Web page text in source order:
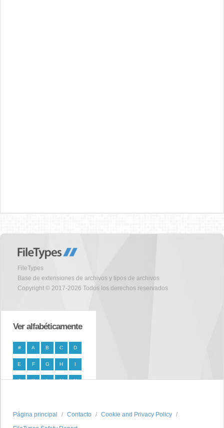
FileTypes
Base de extensiones de archivos y tipos de archivos
Copyright © 2017-2026 Todos los derechos reservados
Ver alfabéticamente
# A B C D
E F G H I
J K L M N
T U V W X
Página principal Contacto
Cookie and Privacy Policy